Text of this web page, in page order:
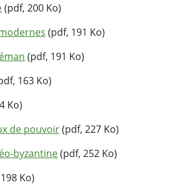
(pdf, 200 Ko)
(pdf, 191 Ko)
(pdf, 191 Ko)
163 Ko)
Ko)
de pouvoir(pdf, 227 Ko)
byzantine(pdf, 252 Ko)
Ko)